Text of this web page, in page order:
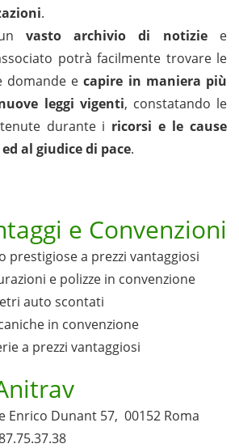
.
vasto archivio di notiziee
potrà facilmente trovare le
domande e capire in maniera più
leggi vigenti, constatando le
durante i ricorsi e le cause
al giudice di pace.
e Convenzioni
prestigiose a prezzi vantaggiosi
e polizze in convenzione
auto scontati
in convenzione
a prezzi vantaggiosi
Enrico Dunant 57, 00152 Roma